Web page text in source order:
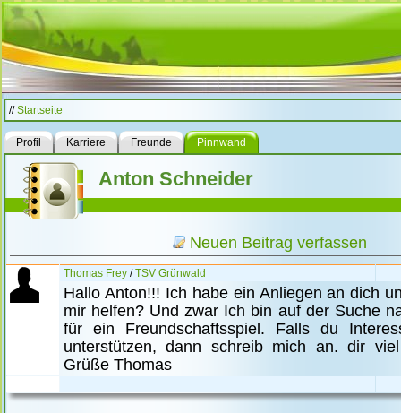
//Startseite
Profil Karriere Freunde Pinnwand
Anton Schneider
Neuen Beitrag verfassen
Thomas Frey /TSV Grünwald
Hallo Anton!!! Ich habe ein Anliegen an dich
mir helfen? Und zwar Ich bin auf der Suche
für ein Freundschaftsspiel. Falls du
unterstützen, dann schreib mich an. dir
Grüße Thomas